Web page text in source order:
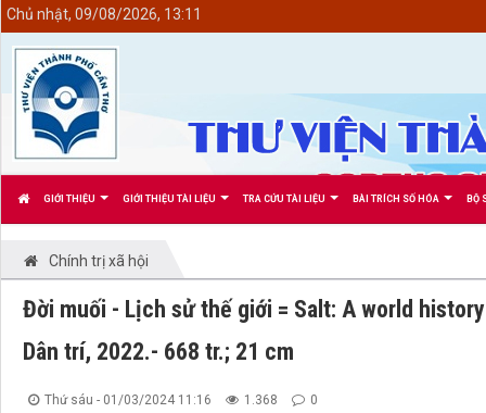
GIỚI THIỆU GIỚI THIỆU TÀI LIỆU TRA CỨU TÀI LIỆU BÀI TRÍCH SỐ HÓA BỘ
Chủ nhật, 09/08/2026, 13:11
Chính trị xã hội
Đời muối - Lịch sử thế giới = Salt: A world
Dân trí, 2022.- 668 tr.; 21 cm
Thứ sáu - 01/03/2024 11:16 1.368 0
<